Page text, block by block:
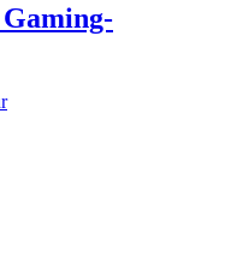
Gaming-